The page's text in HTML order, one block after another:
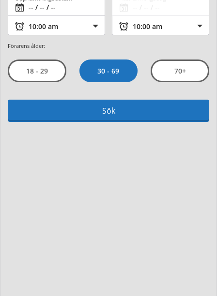
Förarens ålder:
18 - 29 30 - 69 70+
Sök